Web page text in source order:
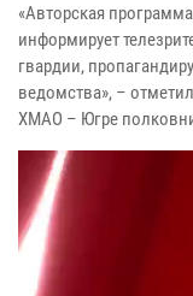
«Авторская
информирует
гвардии,
ведомства», –
ХМАО – Югре